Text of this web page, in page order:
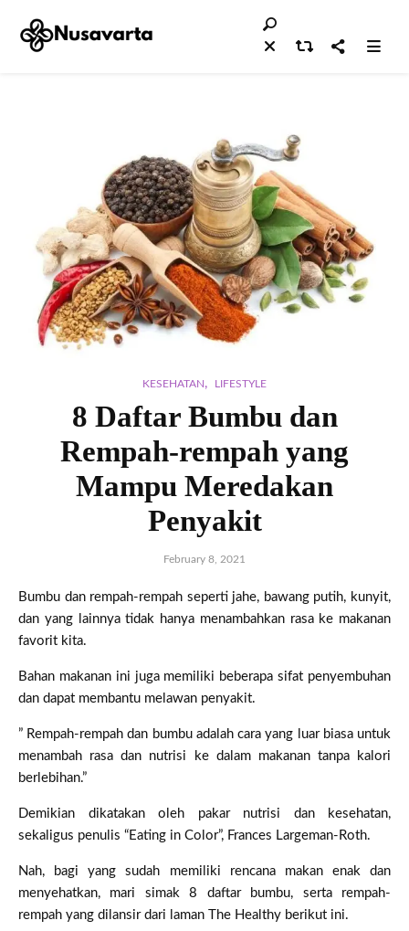
KESEHATAN, LIFESTYLE
8 Daftar Bumbu dan
Rempah-rempah yang
Mampu Meredakan
Penyakit
February 8, 2021
Bumbu dan rempah-rempah seperti jahe, bawang putih, kunyit,
dan yang lainnya tidak hanya menambahkan rasa ke makanan
favorit kita.
Bahan makanan ini juga memiliki beberapa sifat penyembuhan
dan dapat membantu melawan penyakit.
” Rempah-rempah dan bumbu adalah cara yang luar biasa untuk
menambah rasa dan nutrisi ke dalam makanan tanpa kalori
berlebihan.”
Demikian dikatakan oleh pakar nutrisi dan kesehatan,
sekaligus penulis “Eating in Color”, Frances Largeman-Roth.
Nah, bagi yang sudah memiliki rencana makan enak dan
menyehatkan, mari simak 8 daftar bumbu, serta rempah-
rempah yang dilansir dari laman The Healthy berikut ini.